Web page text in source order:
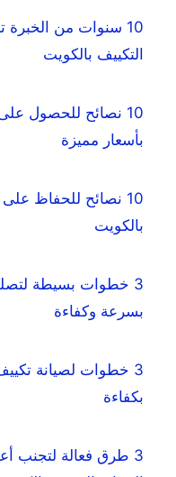
10 سنوات من الخبرة
التكييف بالكويت
10 نصائح للحصول
بأسعار مميزة
10 نصائح للحفاظ
بالكويت
3 خطوات بسيطة
بسرعة وكفاءة
3 خطوات لصيانة
بكفاءة
3 طرق فعالة لتجنب